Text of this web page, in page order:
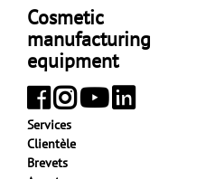
Cosmetic
manufacturing
equipment
Services
Clientèle
Brevets